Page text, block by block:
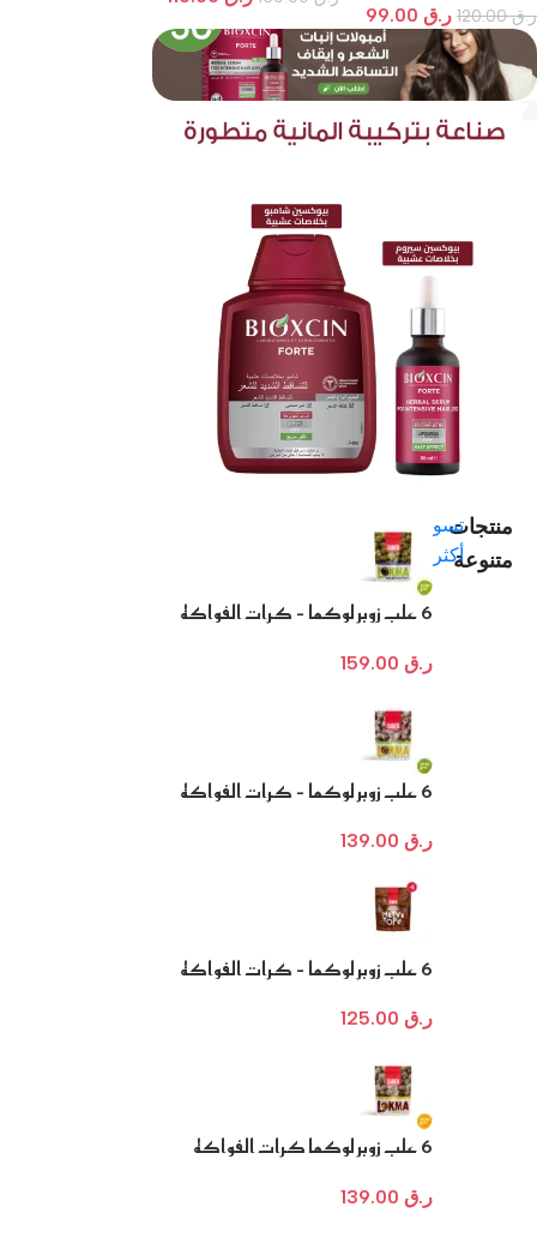
ر.ق120.00 ر.ق
منتجات
متنوعة
تسوق
أكثر
6 علب زوبر لوكما – كرات الفواكه
كريمة البندق والكاكاو
ر.ق
6 علب زوبر لوكما – كرات الفواكه
ر.ق
6 علب زوبر لوكما – كرات الفواكه
ر.ق
6 علب زوبر لوكما كرات الفواكه
السوداني
ر.ق